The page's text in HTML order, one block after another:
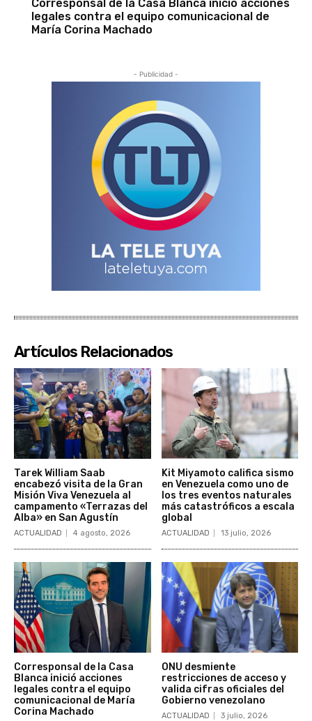
Corresponsal de la Casa Blanca inició acciones
legales contra el equipo comunicacional de
María Corina Machado
- Publicidad -
Artículos Relacionados
Tarek William Saab
encabezó visita de la Gran
Misión Viva Venezuela al
campamento «Terrazas del
Alba» en San Agustín
ACTUALIDAD 4 agosto, 2026
Kit Miyamoto califica sismo
en Venezuela como uno de
los tres eventos naturales
más catastróficos a escala
global
ACTUALIDAD 13 julio, 2026
Corresponsal de la Casa
Blanca inició acciones
legales contra el equipo
comunicacional de María
Corina Machado
ONU desmiente
restricciones de acceso y
valida cifras oficiales del
Gobierno venezolano
ACTUALIDAD 3 julio, 2026